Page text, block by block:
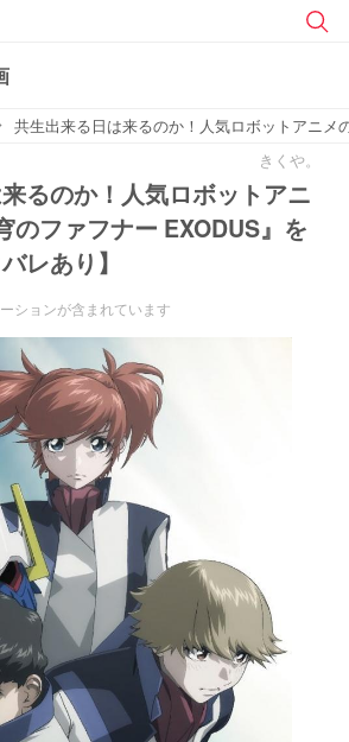
共生出来る日は来るのか！人気ロボットアニメ
きくや。
るのか！人気ロボットアニ
のファフナー EXODUS』を
レあり】
ションが含まれています